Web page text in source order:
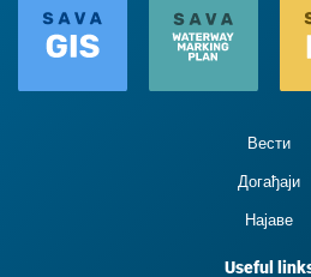
Вести
Догађаји
Најаве
Useful